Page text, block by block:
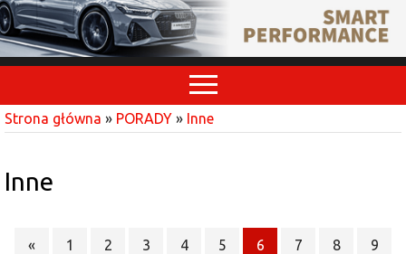
Strona główna » PORADY » Inne
Inne
« 1 2 3 4 5 6 7 8 9